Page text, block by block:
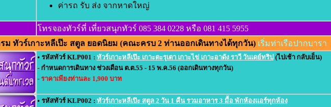
ค่ารถ รับ ส่ง จากหาดใหญ่
โทรจองทัวร์ที่ เที่ยวสนุกทัวร์ 085 384 0228 หรือ 081 415 5955
ม ทัวร์เกาะหลีเป๊ะ สตูล ยอดนิยม (คณะครบ 2 ท่านออกเดินทางได้ทุกวัน) เริ่มท่าเรือปากบารา
• รหัสทัวร์ KLP001 : ทัวร์เกาะหลีเป๊ะ เกาะตะรุเตา เกาะไข่ เกาะอาดัง ราวี วันเดย์ทริป (ไปเช้า กลับเย็น)
- กำหนดการเดินทาง ช่วงเดือน ต.ต.55 - 15 พ.ค.56 (ออกเดินทางทุกวัน)
- ราคาเพียงท่านละ 1,900 บาท
• รหัสทัวร์ KLP002 : ทัวร์เกาะหลีเป๊ะ สตูล 2 วัน 1 คืน รวมอาหาร 3 มื้อ พักห้องแอร์ทุกห้อง